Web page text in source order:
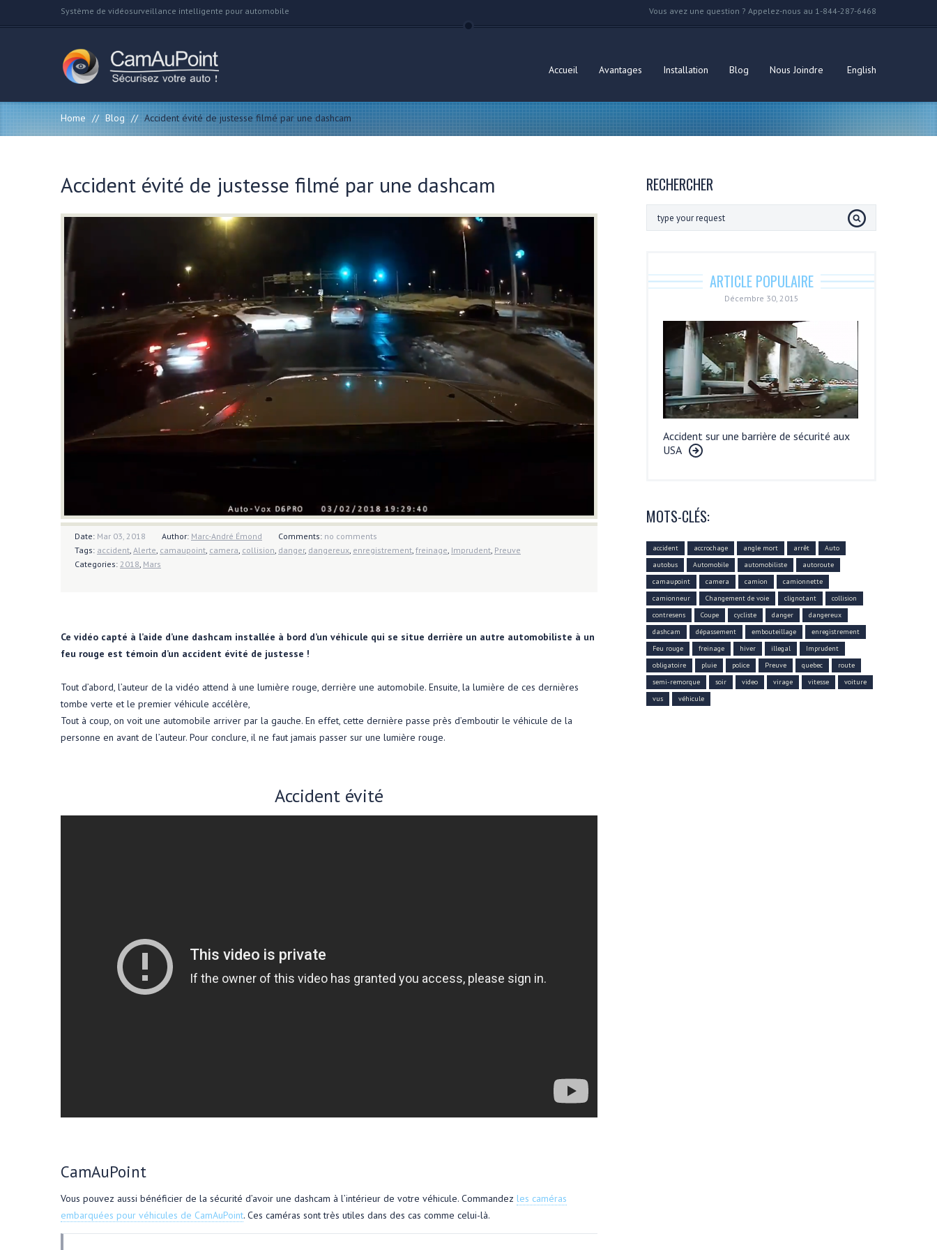
Système de vidéosurveillance intelligente pour automobile Vous avez une question ? Appelez-nous au 1-844-287-6468
Accueil Avantages Installation Blog Nous Joindre English
Home // Blog // Accident évité de justesse filmé par une dashcam
Accident évité de justesse filmé par une dashcam
Date: Mar 03, 2018 Author: Marc-André Émond Comments: no comments
Tags: accident Alerte camaupoint camera collision danger, dangereux enregistrement freinage Imprudent Preuve
Categories: 2018 Mars
Ce vidéo capté à l’aide d’une dashcam installée à bord d’un véhicule qui se situe derrière un autre automobiliste à un
feu rouge est témoin d’un accident évité de justesse !
Tout d’abord, l’auteur de la vidéo attend à une lumière rouge, derrière une automobile. Ensuite, la lumière de ces dernières
tombe verte et le premier véhicule accélère,
Tout à coup, on voit une automobile arriver par la gauche. En effet, cette dernière passe près d’emboutir le véhicule de la
personne en avant de l’auteur. Pour conclure, il ne faut jamais passer sur une lumière rouge.
Accident évité
CamAuPoint
Vous pouvez aussi bénéficier de la sécurité d’avoir une dashcam à l’intérieur de votre véhicule. Commandez les caméras
embarquées pour véhicules de CamAuPoint. Ces caméras sont très utiles dans des cas comme celui-là.
RECHERCHER
ARTICLE POPULAIRE
Décembre 30, 2015
Accident sur une barrière de sécurité aux
USA
MOTS-CLÉS:
accident accrochage angle mort arrêt
Auto
autobus
Automobile automobiliste
autoroute
camaupoint
camera camion
camionnette
camionneur
Changement de voie clignotant
collision
contresens
Coupe cycliste danger
dangereux
dashcam
dépassement embouteillage
enregistrement
Feu rouge
freinage hiver illegal
Imprudent
obligatoire
pluie police Preuve quebec
route
semi-remorque
soir video virage vitesse
voiture
vus
véhicule